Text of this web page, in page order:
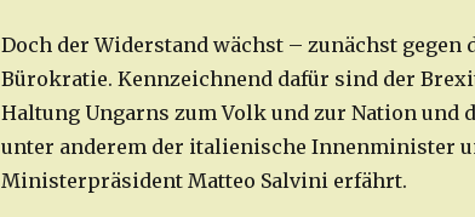
Doch der Widerstand wächst – zunächst gegen
Bürokratie. Kennzeichnend dafür sind der
Haltung Ungarns zum Volk und zur Nation und
unter anderem der italienische Innenminister
Ministerpräsident Matteo Salvini erfährt.